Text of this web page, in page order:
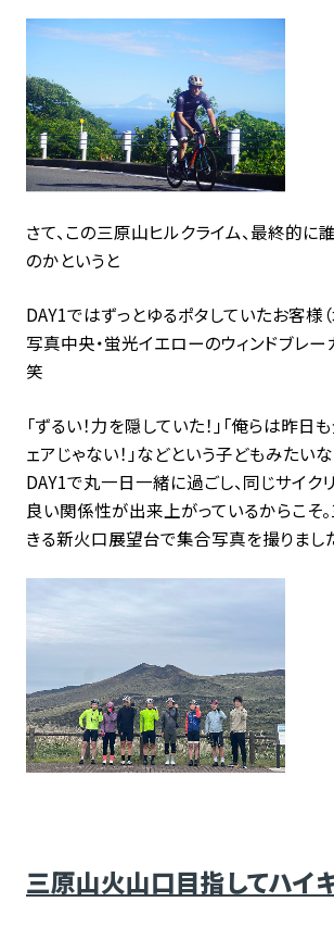
さて、この三原山ヒルクライム、最終的に
のかというと
DAY1ではずっとゆるポタしていたお客様
写真中央・蛍光イエローのウィンドブレー
笑
「ずるい！力を隠していた！」「俺らは昨日
ェアじゃない！」などという子どもみたいな
DAY1で丸一日一緒に過ごし、同じサイク
良い関係性が出来上がっているからこそ
きる新火口展望台で集合写真を撮りまし
三原山火山口目指してハイ